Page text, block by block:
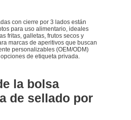
con cierre por 3 lados están
para uso alimentario, ideales
fritas, galletas, frutos secos y
marcas de aperitivos que buscan
personalizables (OEM/ODM)
de etiqueta privada.
la bolsa
de sellado por